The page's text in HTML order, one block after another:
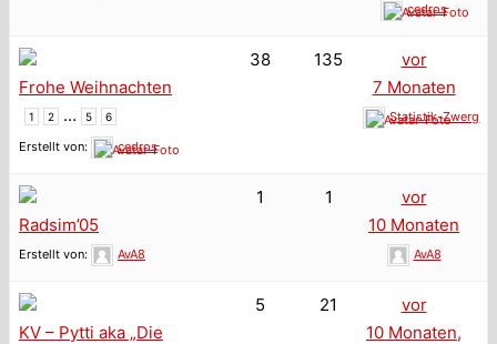
cedros
Frohe Weihnachten
1 2 … 5 6
Erstellt von: cedros
38 135
vor
7 Monaten
Statistik-Zwerg
Radsim’05
Erstellt von: AvA8
1 1
vor
10 Monaten
AvA8
KV – Pytti aka „Die
5 21
vor
10 Monaten,